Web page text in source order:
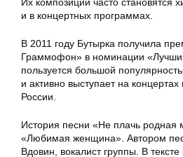
и в концертных программах.
В 2011 году Бутырка получила
Граммофон» в номинации
пользуется большой
и активно выступает на
России.
История песни «Не плачь родная
«Любимая женщина». Автором
Вдовин, вокалист группы. В